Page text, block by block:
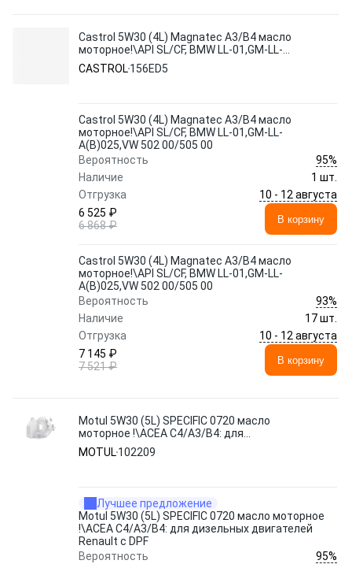
Castrol 5W30 (4L) Magnatec A3/B4 масло
моторное!\API SL/CF, BMW LL-01,GM-LL-
A(B)025,VW 502 00/505 00
CASTROL156ED5
Castrol 5W30 (4L) Magnatec A3/B4 масло
моторное!\API SL/CF, BMW LL-01,GM-LL-
A(B)025,VW 502 00/505 00
Вероятность
95%
Наличие
1 шт.
Отгрузка
10 - 12 августа
6 525 ₽
6 868 ₽
В корзину
Castrol 5W30 (4L) Magnatec A3/B4 масло
моторное!\API SL/CF, BMW LL-01,GM-LL-
A(B)025,VW 502 00/505 00
Вероятность
93%
Наличие
17 шт.
Отгрузка
10 - 12 августа
7 145 ₽
7 521 ₽
В корзину
Motul 5W30 (5L) SPECIFIC 0720 масло
моторное !\ACEA С4/А3/В4: для
дизельных двигателей Renault с DPF
MOTUL102209
Лучшее предложение
Motul 5W30 (5L) SPECIFIC 0720 масло моторное
!\ACEA С4/А3/В4: для дизельных двигателей
Renault с DPF
Вероятность
95%